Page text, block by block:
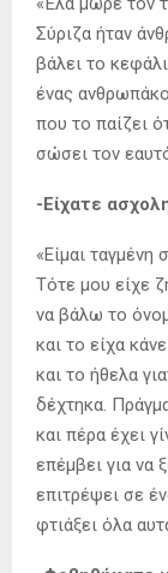
Σύριζα ήταν
βάλει το
ένας
που το παίζει
σώσει τον
-Είχατε
«Είμαι ταγμένη
Τότε μου είχε
να βάλω το
και το είχα
και το ήθελα
δέχτηκα.
και πέρα έχει
επέμβει για να
επιτρέψει σε
φτιάξει όλα